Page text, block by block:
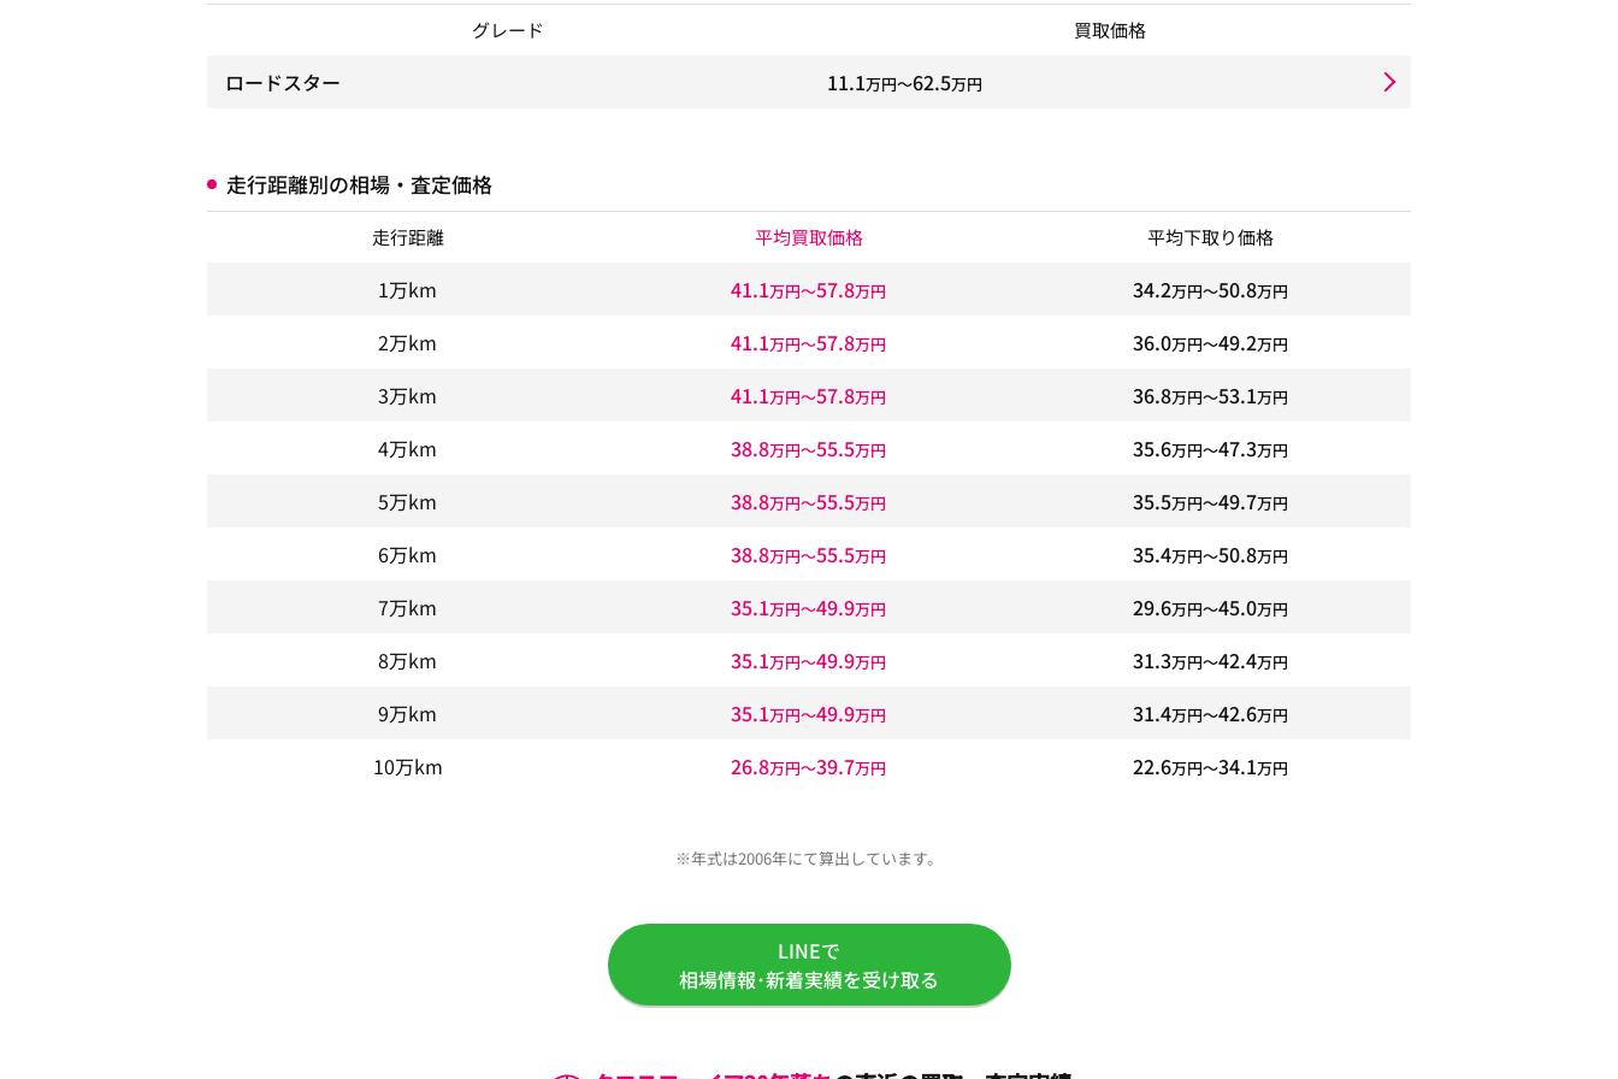
グレード 買取価格
ロードスター 11.1万円〜62.5万円
走行距離別の相場・査定価格
走行距離 平均買取価格 平均下取り価格
1万km 41.1万円〜57.8万円 34.2万円〜50.8万円
2万km 41.1万円〜57.8万円 36.0万円〜49.2万円
3万km 41.1万円〜57.8万円 36.8万円〜53.1万円
4万km 38.8万円〜55.5万円 35.6万円〜47.3万円
5万km 38.8万円〜55.5万円 35.5万円〜49.7万円
6万km 38.8万円〜55.5万円 35.4万円〜50.8万円
7万km 35.1万円〜49.9万円 29.6万円〜45.0万円
8万km 35.1万円〜49.9万円 31.3万円〜42.4万円
9万km 35.1万円〜49.9万円 31.4万円〜42.6万円
10万km 26.8万円〜39.7万円 22.6万円〜34.1万円
※年式は2006年にて算出しています。
LINEで
相場情報･新着実績を受け取る